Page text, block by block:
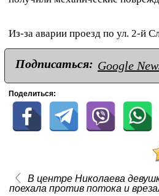
Из-за аварии проезд по ул. 2-й
Подписаться: Google
Поделиться:
В центре Николаева
поехала против потока и